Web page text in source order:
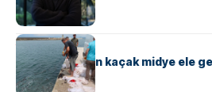
ASAYIŞ
Yalova’da 3 ton kaçak midye ele